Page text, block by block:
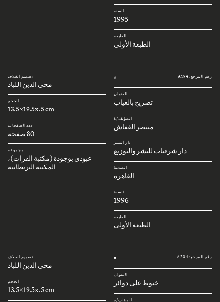
السنة
1995
الطبعة
الطبعة الأولى
رقم المرجع: A194 #
العنوان
تصريح بالغياب
المؤلف/ة
منتصر القفاش
دار النشر
دار شرقيات للنشر والتوزيع
المدينة
القاهرة
السنة
1996
الطبعة
الطبعة الأولى
تصميم الغلاف
محي الدين اللباد
الحجم
13.5x19.5x.5 cm
عدد الصفحات
80 صفحة
مجموعة
عبودي بوجودة (مكتبة الفرات)،
المكتبة البريطانية
رقم المرجع: A204 #
العنوان
خيوط على دوائر
المؤلف/ة
تصميم الغلاف
محي الدين اللباد
الحجم
13.5x19.5x.5 cm